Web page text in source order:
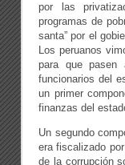
por las
programas de
santa” por el
Los peruanos
para que pasen
funcionarios del
un primer
finanzas del
Un segundo
era fiscalizado
de la corrupción